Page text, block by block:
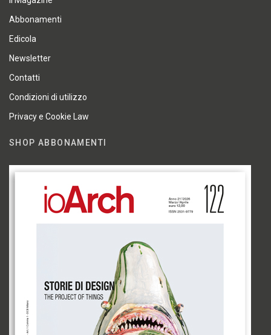
Abbonamenti
Edicola
Newsletter
Contatti
Condizioni di utilizzo
Privacy e Cookie Law
SHOP ABBONAMENTI